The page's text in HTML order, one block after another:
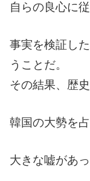
自らの良心に従
事実を検証し
うことだ。
その結果、歴
韓国の大勢を
大きな嘘があ